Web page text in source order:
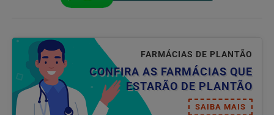
FARMÁCIAS DE PLANTÃO
CONFIRA AS FARMÁCIAS QUE
ESTARÃO DE PLANTÃO
SAIBA MAIS